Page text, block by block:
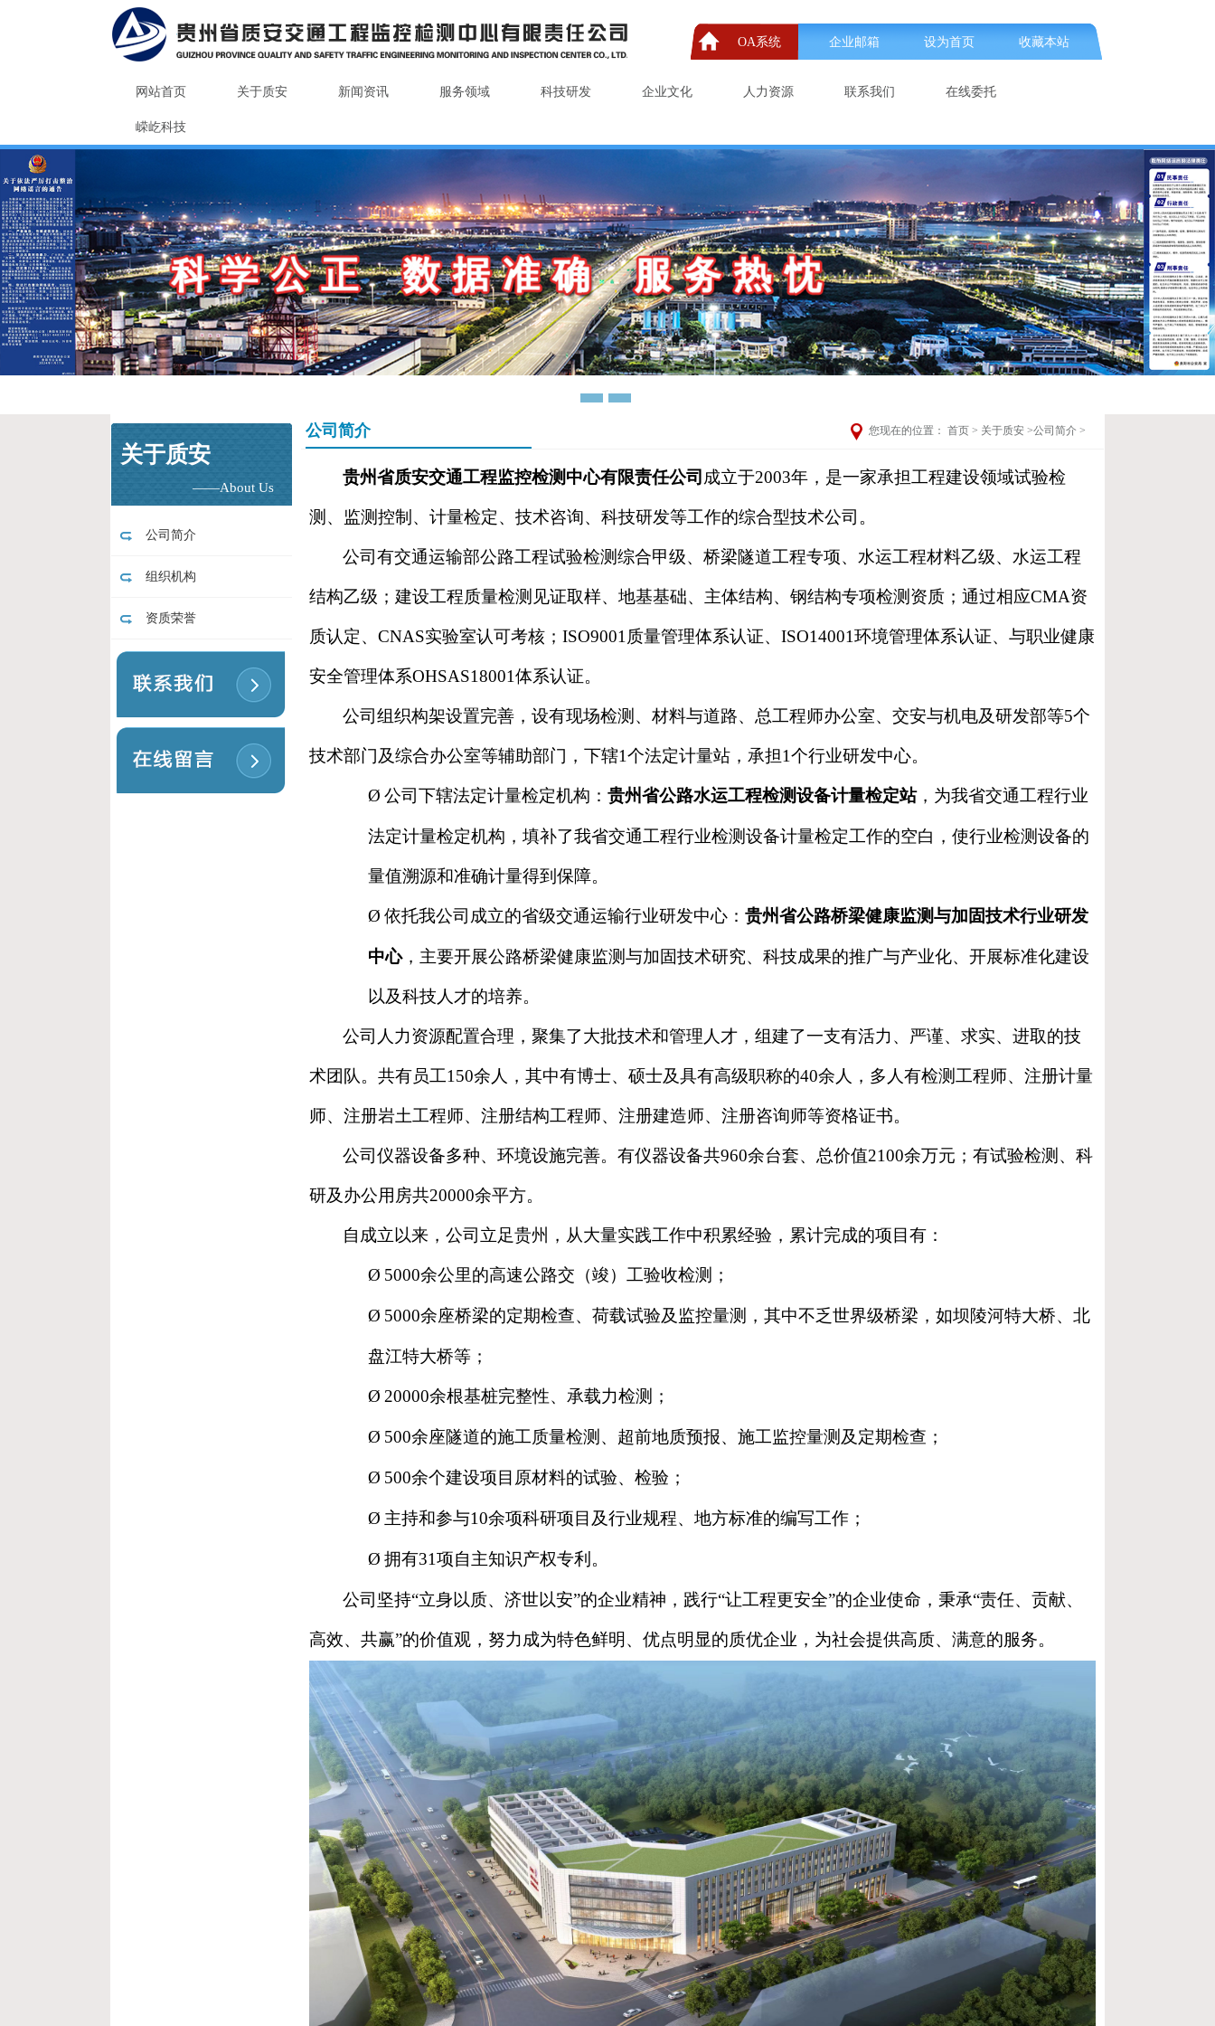
OA系统 企业邮箱 设为首页 收藏本站
网站首页 关于质安 新闻资讯 服务领域 科技研发 企业文化 人力资源 联系我们 在线委托
嵘屹科技
3
关于质安
——About Us
公司简介
组织机构
资质荣誉
公司简介 您现在的位置： 首页 > 关于质安 >公司简介 >
贵州省质安交通工程监控检测中心有限责任公司 成立于2003年，是一家承担工程建设领域试验检
测、监测控制、计量检定、技术咨询、科技研发等工作的综合型技术公司。
公司有交通运输部公路工程试验检测综合甲级、桥梁隧道工程专项、水运工程材料乙级、水运工程
结构乙级；建设工程质量检测见证取样、地基基础、主体结构、钢结构专项检测资质；通过相应CMA资
质认定、CNAS实验室认可考核；ISO9001质量管理体系认证、ISO14001环境管理体系认证、与职业健康
安全管理体系OHSAS18001体系认证。
公司组织构架设置完善，设有现场检测、材料与道路、总工程师办公室、交安与机电及研发部等5个
技术部门及综合办公室等辅助部门，下辖1个法定计量站，承担1个行业研发中心。
Ø 公司下辖法定计量检定机构： 贵州省公路水运工程检测设备计量检定站，为我省交通工程行业
法定计量检定机构，填补了我省交通工程行业检测设备计量检定工作的空白，使行业检测设备的
量值溯源和准确计量得到保障。
Ø 依托我公司成立的省级交通运输行业研发中心： 贵州省公路桥梁健康监测与加固技术行业研发
中心，主要开展公路桥梁健康监测与加固技术研究、科技成果的推广与产业化、开展标准化建设
以及科技人才的培养。
公司人力资源配置合理，聚集了大批技术和管理人才，组建了一支有活力、严谨、求实、进取的技
术团队。共有员工150余人，其中有博士、硕士及具有高级职称的40余人，多人有检测工程师、注册计量
师、注册岩土工程师、注册结构工程师、注册建造师、注册咨询师等资格证书。
公司仪器设备多种、环境设施完善。有仪器设备共960余台套、总价值2100余万元；有试验检测、科
研及办公用房共20000余平方。
自成立以来，公司立足贵州，从大量实践工作中积累经验，累计完成的项目有：
Ø 5000余公里的高速公路交（竣）工验收检测；
Ø 5000余座桥梁的定期检查、荷载试验及监控量测，其中不乏世界级桥梁，如坝陵河特大桥、北
盘江特大桥等；
Ø 20000余根基桩完整性、承载力检测；
Ø 500余座隧道的施工质量检测、超前地质预报、施工监控量测及定期检查；
Ø 500余个建设项目原材料的试验、检验；
Ø 主持和参与10余项科研项目及行业规程、地方标准的编写工作；
Ø 拥有31项自主知识产权专利。
公司坚持“立身以质、济世以安”的企业精神，践行“让工程更安全”的企业使命，秉承“责任、贡献、
高效、共赢”的价值观，努力成为特色鲜明、优点明显的质优企业，为社会提供高质、满意的服务。